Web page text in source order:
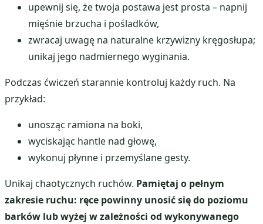
upewnij się, że twoja postawa jest prosta – napnij
mięśnie brzucha i pośladków,
zwracaj uwagę na naturalne krzywizny kręgosłupa;
unikaj jego nadmiernego wyginania.
Podczas ćwiczeń starannie kontroluj każdy ruch. Na
przykład:
unosząc ramiona na boki,
wyciskając hantle nad głowę,
wykonuj płynne i przemyślane gesty.
Unikaj chaotycznych ruchów. Pamiętaj o pełnym
zakresie ruchu: ręce powinny unosić się do poziomu
barków lub wyżej w zależności od wykonywanego